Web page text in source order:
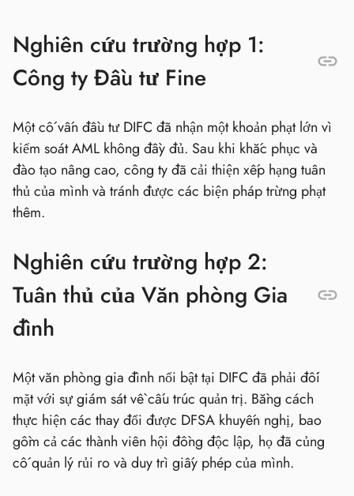
Nghiên cứu trường hợp 1:
Công ty Đầu tư Fine
Một cố vấn đầu tư DIFC đã nhận một khoản phạt lớn vì
kiểm soát AML không đầy đủ. Sau khi khắc phục và
đào tạo nâng cao, công ty đã cải thiện xếp hạng tuân
thủ của mình và tránh được các biện pháp trừng phạt
thêm.
Nghiên cứu trường hợp 2:
Tuân thủ của Văn phòng Gia
đình
Một văn phòng gia đình nổi bật tại DIFC đã phải đối
mặt với sự giám sát về cấu trúc quản trị. Bằng cách
thực hiện các thay đổi được DFSA khuyến nghị, bao
gồm cả các thành viên hội đồng độc lập, họ đã củng
cố quản lý rủi ro và duy trì giấy phép của mình.